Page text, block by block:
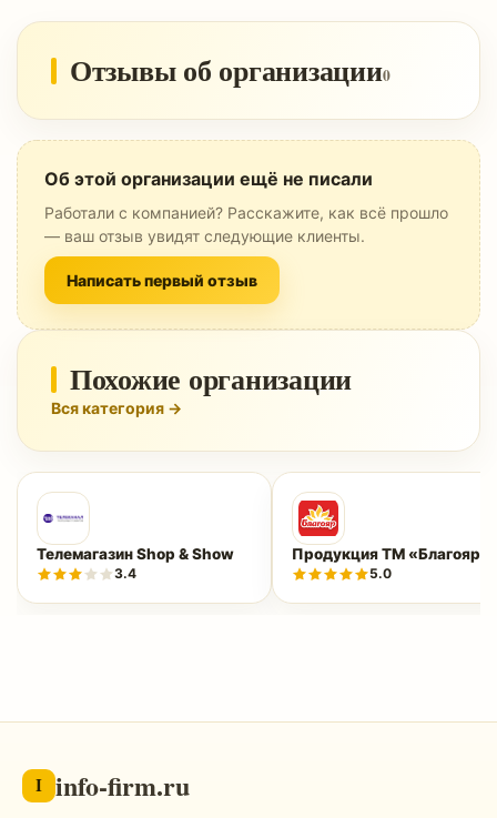
Отзывы об организации0
Об этой организации ещё не писали
Работали с компанией? Расскажите, как всё прошло
— ваш отзыв увидят следующие клиенты.
Написать первый отзыв
Похожие организации
Вся категория →
Телемагазин Shop & Show
3.4
Продукция ТМ «Благояр»
5.0
I info-firm.ru